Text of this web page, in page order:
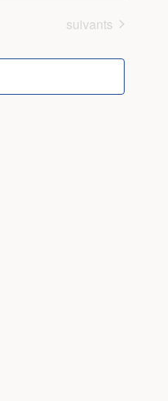
Évènements
suivants